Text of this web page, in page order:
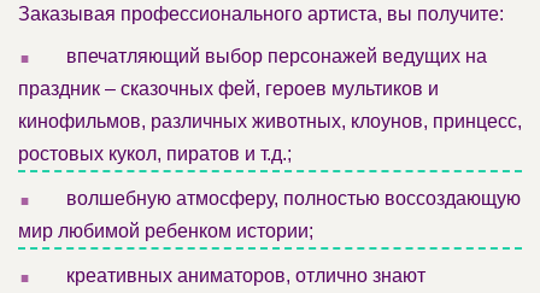
Заказывая профессионального артиста, вы получите:
.
впечатляющий выбор персонажей ведущих на
праздник – сказочных фей, героев мультиков и
кинофильмов, различных животных, клоунов, принцесс,
ростовых кукол, пиратов и т.д.;
.
волшебную атмосферу, полностью воссоздающую
мир любимой ребенком истории;
.
креативных аниматоров, отлично знают